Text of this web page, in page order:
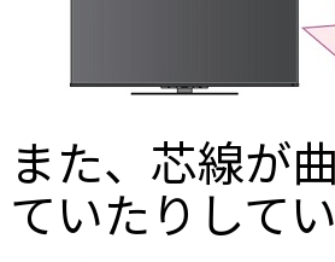
また、芯線が
ていたりして